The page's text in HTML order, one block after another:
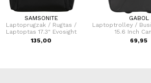
SAMSONITE
Laptoprugzak / Rugtas /
Laptoptas 17.3" Evosight
135,00
GABOL
Laptoptrolley /
15.6 Inch
69,95